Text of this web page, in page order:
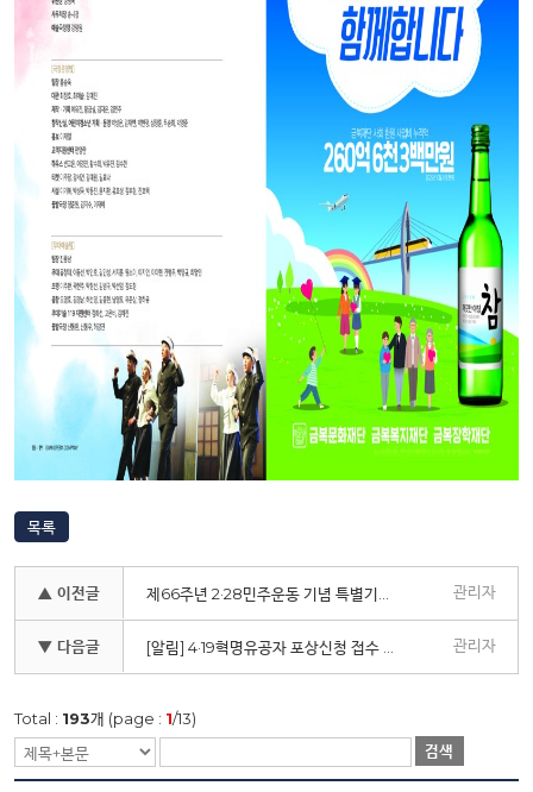
목록
▲ 이전글 관리자
▼ 다음글 관리자
Total : 193개 (page : 1/13)
검색